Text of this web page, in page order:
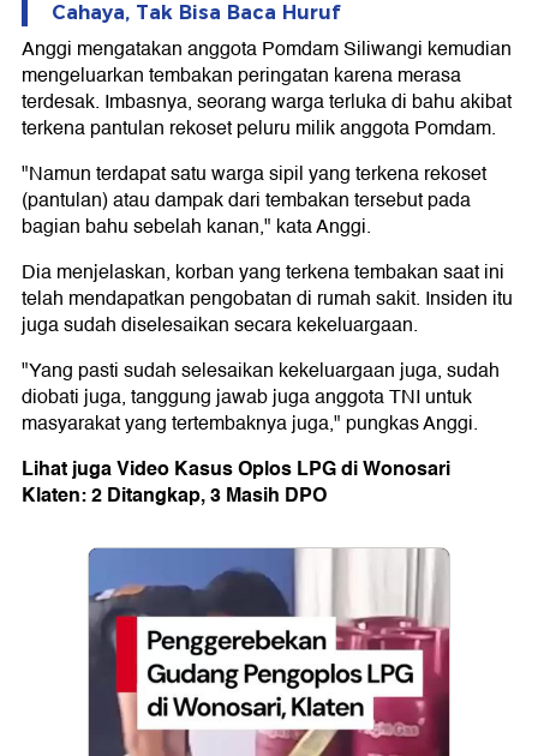
Cahaya, Tak Bisa Baca Huruf
Anggi mengatakan anggota Pomdam Siliwangi kemudian
mengeluarkan tembakan peringatan karena merasa
terdesak. Imbasnya, seorang warga terluka di bahu akibat
terkena pantulan rekoset peluru milik anggota Pomdam.
"Namun terdapat satu warga sipil yang terkena rekoset
(pantulan) atau dampak dari tembakan tersebut pada
bagian bahu sebelah kanan," kata Anggi.
Dia menjelaskan, korban yang terkena tembakan saat ini
telah mendapatkan pengobatan di rumah sakit. Insiden itu
juga sudah diselesaikan secara kekeluargaan.
"Yang pasti sudah selesaikan kekeluargaan juga, sudah
diobati juga, tanggung jawab juga anggota TNI untuk
masyarakat yang tertembaknya juga," pungkas Anggi.
Lihat juga Video Kasus Oplos LPG di Wonosari
Klaten: 2 Ditangkap, 3 Masih DPO